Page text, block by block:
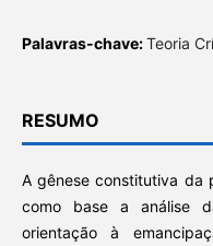
Palavras-chave:Teoria
RESUMO
A gênese constitutiva da
como base a análise
orientação à